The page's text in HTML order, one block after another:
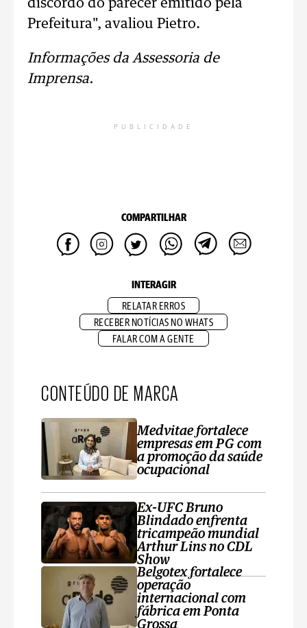
discordo do parecer emitido pela
Prefeitura", avaliou Pietro.
Informações da Assessoria de
Imprensa.
PUBLICIDADE
COMPARTILHAR
INTERAGIR
RELATAR ERROS
RECEBER NOTÍCIAS NO WHATS
FALAR COM A GENTE
CONTEÚDO DE MARCA
Medvitae fortalece
empresas em PG com
a promoção da saúde
ocupacional
Ex-UFC Bruno
Blindado enfrenta
tricampeão mundial
Arthur Lins no CDL
Show
Belgotex fortalece
operação
internacional com
fábrica em Ponta
Grossa